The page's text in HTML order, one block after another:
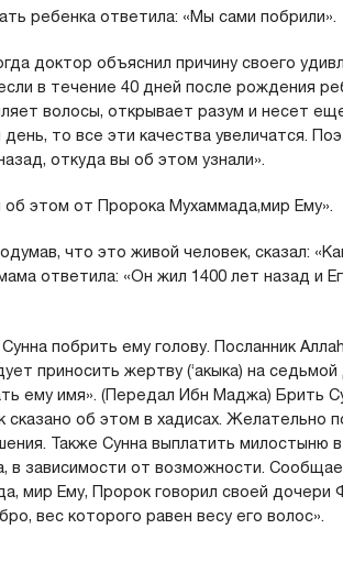
ребенка ответила: «Мы сами побрили».
доктор объяснил причину своего
в течение 40 дней после рождения
волосы, открывает разум и несет
то все эти качества увеличатся.
откуда вы об этом узнали».
этом от Пророка Мухаммада,мир Ему».
что это живой человек, сказал:
ответила: «Он жил 1400 лет назад и
побрить ему голову. Посланник
приносить жертву (‘акыка) на седьмой
ему имя». (Передал Ибн Маджа) Брить
сказано об этом в хадисах. Желательно
Также Сунна выплатить милостыню
в зависимости от возможности.
мир Ему, Пророк говорил своей дочери
вес которого равен весу его волос».